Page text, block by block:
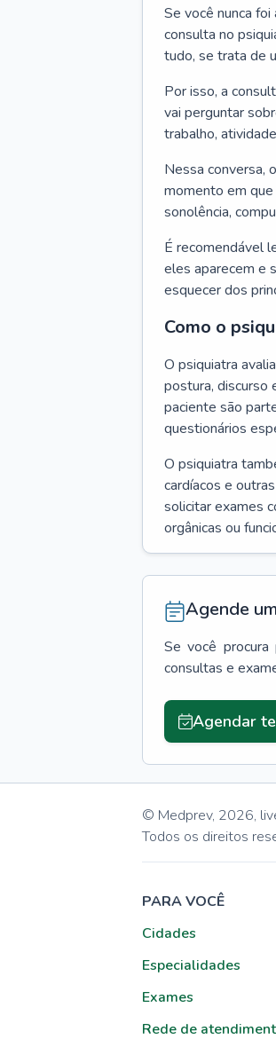
Se você nunca
consulta no
tudo, se trata de
Por isso, a
vai perguntar
trabalho,
Nessa conversa,
momento em que
sonolência,
É recomendável
eles aparecem e
esquecer dos
Como o
O psiquiatra
postura, discurso
paciente são
questionários
O psiquiatra
cardíacos e
solicitar exames
orgânicas ou
Agende
Se você procura
consultas e
Agendar
© Medprev, 2026,
Todos os direitos
PARA VOCÊ
Cidades
Especialidades
Exames
Rede de